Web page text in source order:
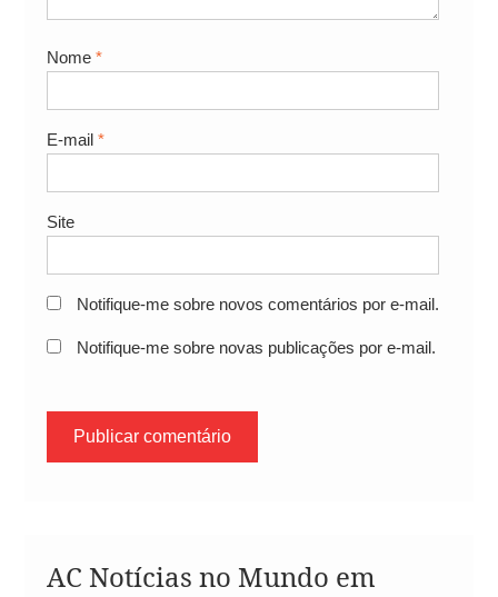
Nome *
E-mail *
Site
Notifique-me sobre novos comentários por e-mail.
Notifique-me sobre novas publicações por e-mail.
AC Notícias no Mundo em